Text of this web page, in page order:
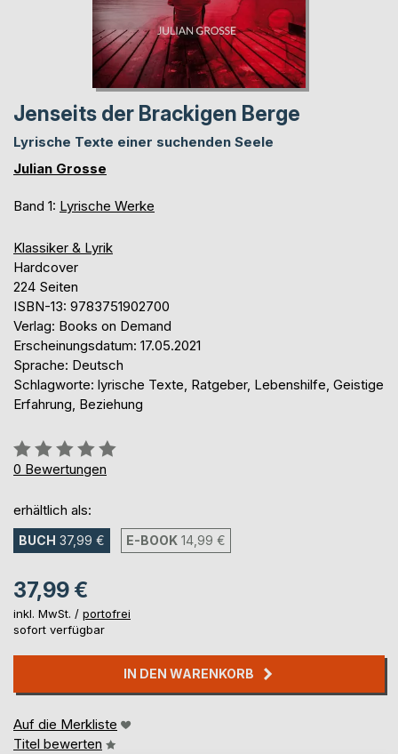
Jenseits der Brackigen Berge
Lyrische Texte einer suchenden Seele
Julian Grosse
Band 1: Lyrische Werke
Klassiker & Lyrik
Hardcover
224 Seiten
ISBN-13: 9783751902700
Verlag: Books on Demand
Erscheinungsdatum: 17.05.2021
Sprache: Deutsch
Schlagworte: lyrische Texte, Ratgeber, Lebenshilfe, Geistige
Erfahrung, Beziehung
Bewertung::
0%
0 Bewertungen
erhältlich als:
BUCH 37,99 € E-BOOK 14,99 €
37,99 €
inkl. MwSt. / portofrei
sofort verfügbar
IN DEN WARENKORB
Auf die Merkliste
Titel bewerten